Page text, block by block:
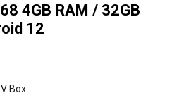
4GB RAM / 32GB
12
Box